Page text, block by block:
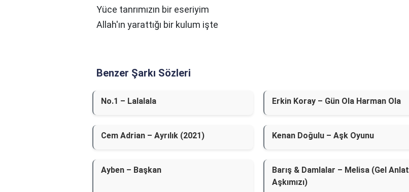
Yüce tanrımızın bir eseriyim
Allah'ın yarattığı bir kulum işte
Benzer Şarkı Sözleri
No.1 – Lalalala Erkin Koray – Gün Ola Harman Ola
Cem Adrian – Ayrılık (2021) Kenan Doğulu – Aşk Oyunu
Ayben – Başkan
Barış & Damlalar – Melisa (Gel Anlat
Aşkımızı)